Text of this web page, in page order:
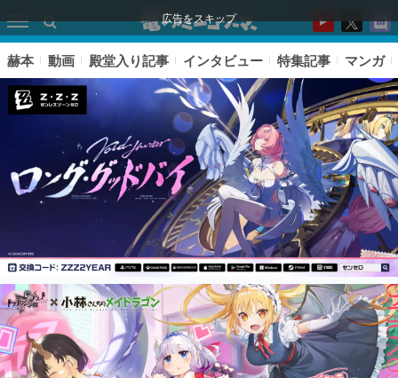
広告をスキップ
ピックアップ
電ファミのいま読まれている記事ランキング
赫本 動画 殿堂入り記事 インタビュー 特集記事 マンガ